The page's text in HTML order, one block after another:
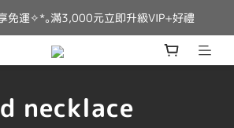
免運✧*｡滿3,000元立即升級VIP+好禮
necklace